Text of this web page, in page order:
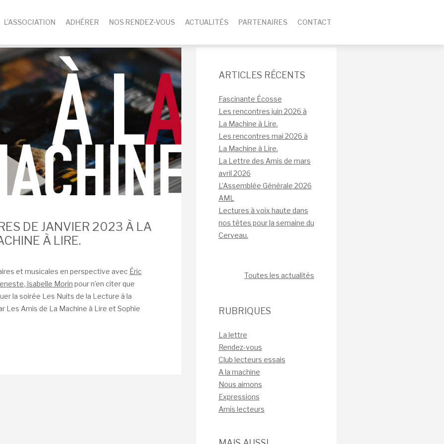
L’ASSOCIATION ADHÉRER NOS RENDEZ-VOUS ACTUALITÉS PARTENAIRES CONTACT
DE JANVIER 2023 À LA
À LIRE.
et musicales en perspective avec Éric
, Isabelle Morin pour n’en citer que
la soirée Les Nuits de la Lecture à la
Les Amis de La Machine à Lire et Sophie
ARTICLES RÉCENTS
Fascinante Écosse
Les rencontres juin 2026 à
La Machine à Lire.
Les rencontres mai 2026 à
La Machine à Lire.
La Lettre des Amis de mars
avril 2026
L’Assemblée Générale 2026
AML
Lectures à voix haute dans
nos têtes pour la semaine du
Cerveau.
Toutes les actualités
RUBRIQUES
La lettre
Rendez-vous
Club lecteurs essais
A la machine
Nous aimons
Expressions
Amis lecteurs